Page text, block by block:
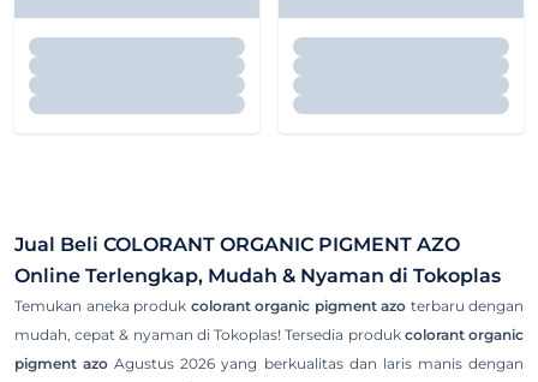
Jual Beli COLORANT ORGANIC PIGMENT AZO
Online Terlengkap, Mudah & Nyaman di Tokoplas
Temukan aneka produk colorant organic pigment azo terbaru dengan
mudah, cepat & nyaman di Tokoplas! Tersedia produk colorant organic
pigment azo Agustus 2026 yang berkualitas dan laris manis dengan